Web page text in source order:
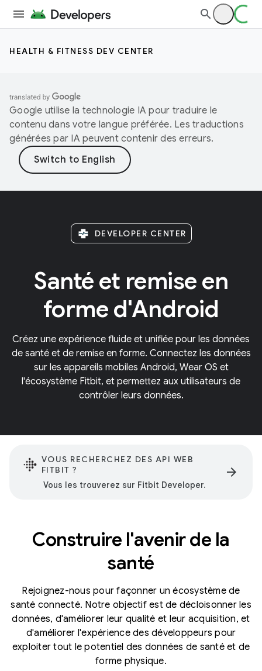
HEALTH & FITNESS DEV CENTER
Google utilise la technologie IA pour traduire le
contenu dans votre langue préférée. Les traductions
générées par IA peuvent contenir des erreurs.
DEVELOPER CENTER
Santé et remise en
forme d'Android
Créez une expérience fluide et unifiée pour les données
de santé et de remise en forme. Connectez les données
sur les appareils mobiles Android, Wear OS et
l'écosystème Fitbit, et permettez aux utilisateurs de
contrôler leurs données.
VOUS RECHERCHEZ DES API WEB
FITBIT ?
Vous les trouverez sur Fitbit Developer.
arrow_forward
Construire l'avenir de la
santé
Rejoignez-nous pour façonner un écosystème de
santé connecté. Notre objectif est de décloisonner les
données, d'améliorer leur qualité et leur acquisition, et
d'améliorer l'expérience des développeurs pour
exploiter tout le potentiel des données de santé et de
forme physique.